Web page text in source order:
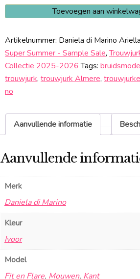
Marino
Ariella
Sale
aantal
Toevoegen aan
Artikelnummer: Daniela di Marino
Super Summer - Sample Sale,
Collectie 2025-2026Tags: bruidsmode
trouwjurk, trouwjurk Almere,
no
Aanvullende informatie
Aanvullende
Merk
Daniela di Marino
Kleur
Ivoor
Model
Fit en Flare, Mouwen, Kant